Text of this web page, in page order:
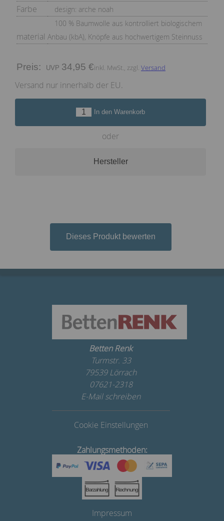
Farbe design: arche noah
material
100 % Baumwolle aus kontrolliert biologischem
Anbau (kbA), Knöpfe aus hochwertigem Steinnuss
Preis: 34,95 €inkl. MwSt., zzgl. Versand
Versand nur innerhalb der EU.
In den Warenkorb
oder
Hersteller
Dieses Produkt bewerten
Betten Renk
Turmstr. 33
79539 Lörrach
07621-2318
E-Mail schreiben
Cookie Einstellungen
Zahlungsmethoden:
Impressum